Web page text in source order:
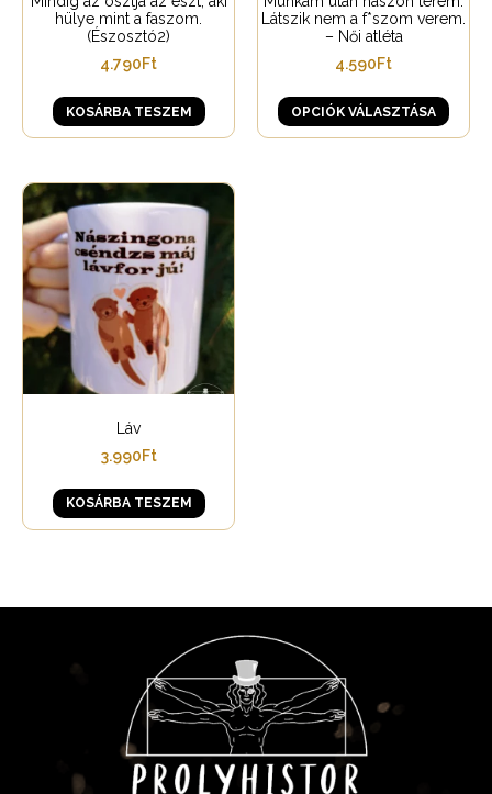
hülye mint a faszom.
(Észosztó2)
4.790Ft
KOSÁRBA TESZEM
Látszik nem a f*szom verem.
– Női atléta
4.590Ft
OPCIÓK VÁLASZTÁSA
Láv
3.990Ft
KOSÁRBA TESZEM